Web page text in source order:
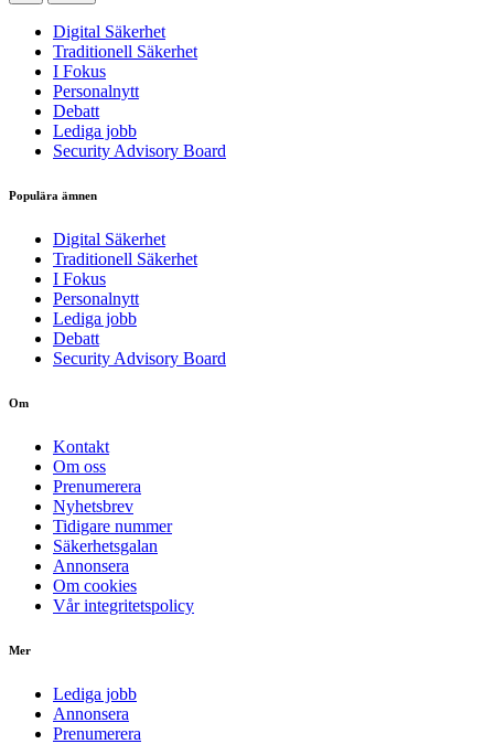
Digital Säkerhet
Traditionell Säkerhet
I Fokus
Personalnytt
Debatt
Lediga jobb
Security Advisory Board
Populära ämnen
Digital Säkerhet
Traditionell Säkerhet
I Fokus
Personalnytt
Lediga jobb
Debatt
Security Advisory Board
Om
Kontakt
Om oss
Prenumerera
Nyhetsbrev
Tidigare nummer
Säkerhetsgalan
Annonsera
Om cookies
Vår integritetspolicy
Mer
Lediga jobb
Annonsera
Prenumerera